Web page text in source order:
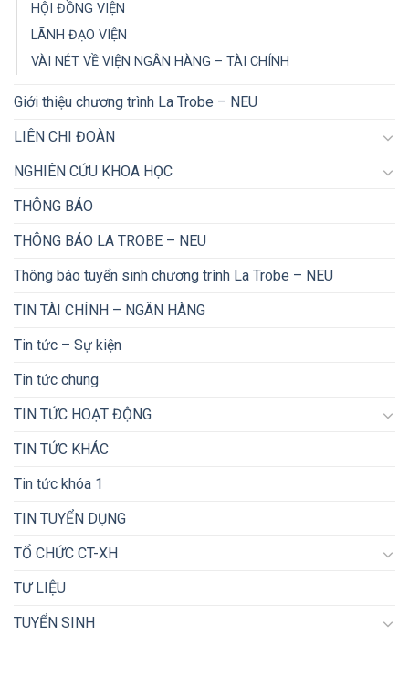
HỘI ĐỒNG VIỆN
LÃNH ĐẠO VIỆN
VÀI NÉT VỀ VIỆN NGÂN HÀNG – TÀI CHÍNH
Giới thiệu chương trình La Trobe – NEU
LIÊN CHI ĐOÀN
NGHIÊN CỨU KHOA HỌC
THÔNG BÁO
THÔNG BÁO LA TROBE – NEU
Thông báo tuyển sinh chương trình La Trobe – NEU
TIN TÀI CHÍNH – NGÂN HÀNG
Tin tức – Sự kiện
Tin tức chung
TIN TỨC HOẠT ĐỘNG
TIN TỨC KHÁC
Tin tức khóa 1
TIN TUYỂN DỤNG
TỔ CHỨC CT-XH
TƯ LIỆU
TUYỂN SINH